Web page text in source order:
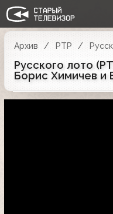
Архив РТР
Русского лото
Борис Химичев и